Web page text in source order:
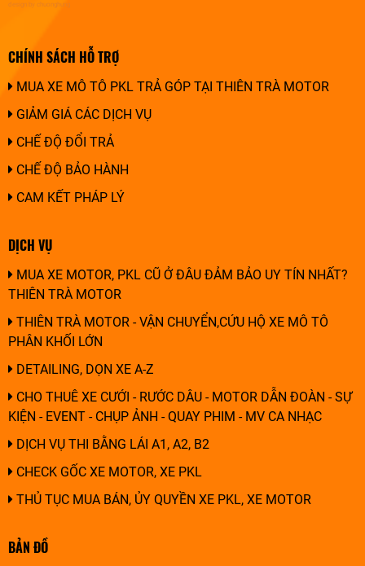
design by chuonghung
CHÍNH SÁCH HỖ TRỢ
MUA XE MÔ TÔ PKL TRẢ GÓP TẠI THIÊN TRÀ MOTOR
GIẢM GIÁ CÁC DỊCH VỤ
CHẾ ĐỘ ĐỔI TRẢ
CHẾ ĐỘ BẢO HÀNH
CAM KẾT PHÁP LÝ
DỊCH VỤ
MUA XE MOTOR, PKL CŨ Ở ĐÂU ĐẢM BẢO UY TÍN NHẤT?
THIÊN TRÀ MOTOR
THIÊN TRÀ MOTOR - VẬN CHUYỂN,CỨU HỘ XE MÔ TÔ
PHÂN KHỐI LỚN
DETAILING, DỌN XE A-Z
CHO THUÊ XE CƯỚI - RƯỚC DÂU - MOTOR DẪN ĐOÀN - SỰ
KIỆN - EVENT - CHỤP ẢNH - QUAY PHIM - MV CA NHẠC
DỊCH VỤ THI BẰNG LÁI A1, A2, B2
CHECK GỐC XE MOTOR, XE PKL
THỦ TỤC MUA BÁN, ỦY QUYỀN XE PKL, XE MOTOR
BẢN ĐỒ